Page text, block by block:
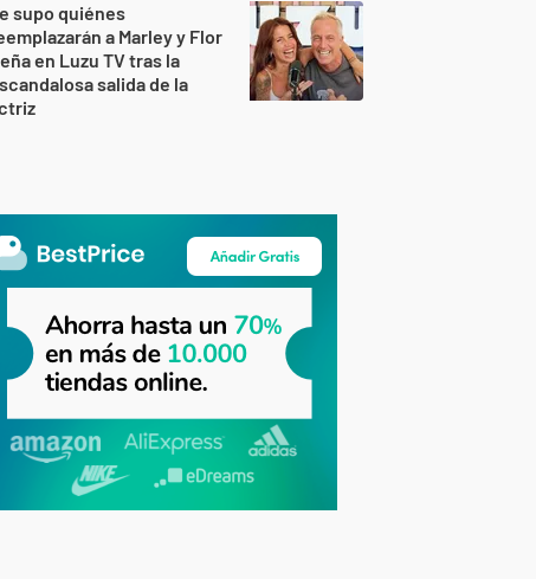
supo quiénes
a Marley y Flor
en Luzu TV tras la
salida de la